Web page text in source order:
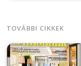
TOVÁBBI CIKKEK